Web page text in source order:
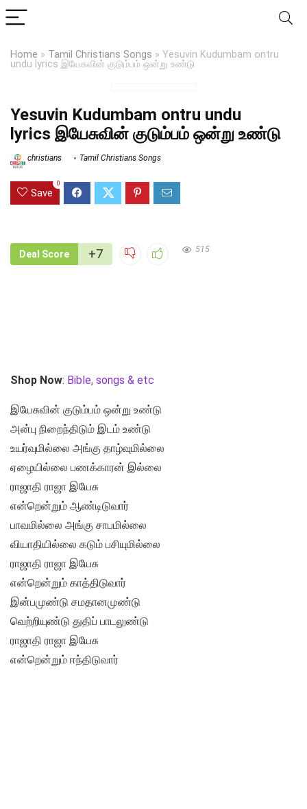
Home » Tamil Christians Songs » Yesuvin Kudumbam ontru
undu lyrics இயேசுவின் குடும்பம் ஒன்று உண்டு
Yesuvin Kudumbam ontru undu
lyrics இயேசுவின் குடும்பம் ஒன்று உண்டு
christians Tamil Christians Songs
Save
0
Deal Score +7 515
Shop Now: Bible, songs & etc
இயேசுவின் குடும்பம் ஒன்று உண்டு
அன்பு நிறைந்திடும் இடம் உண்டு
உயர்வுமில்லை அங்கு தாழ்வுமில்லை
ஏழையில்லை பணக்காரன் இல்லை
ராஜாதி ராஜா இயேசு
என்றென்றும் ஆண்டிடுவார்
பாவமில்லை அங்கு சாபமில்லை
வியாதியில்லை கடும் பசியுமில்லை
ராஜாதி ராஜா இயேசு
என்றென்றும் காத்திடுவார்
இன்பமுண்டு சமதானமுண்டு
வெற்றியுண்டு துதிப் பாடலுண்டு
ராஜாதி ராஜா இயேசு
என்றென்றும் ஈந்திடுவார்